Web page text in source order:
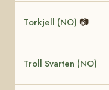
Torkjell (NO) 📷
Troll Svarten (NO)